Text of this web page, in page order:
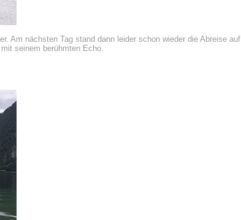
Am nächsten Tag stand dann leider schon wieder die Abreise auf
seinem berühmten Echo.